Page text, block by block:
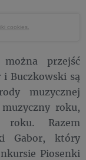
cookies.
przejść
Buczkowski są
muzycznej
roku,
Razem
Gabor, który
Piosenki